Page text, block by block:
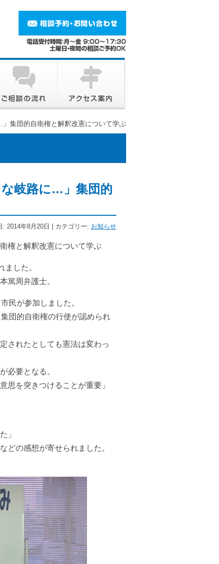
集団的自衛権と解釈改憲について学ぶ
岐路に…」集団的
: 2014年8月20日 | カテゴリー: お知らせ
権と解釈改憲について学ぶ
した。
篤周弁護士。
民が参加しました。
団的自衛権の行使が認められ
されたとしても憲法は変わっ
必要となる。
思を突きつけることが重要」
」
どの感想が寄せられました。